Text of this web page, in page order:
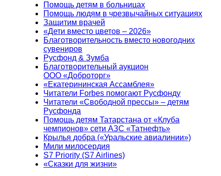
Помощь детям в больницах
Помощь людям в чрезвычайных ситуациях
Защитим врачей
«Дети вместо цветов – 2026»
Благотворительность вместо новогодних
сувениров
Русфонд & Зумба
Благотворительный аукцион
ООО «Доброторг»
«Екатерининская Ассамблея»
Читатели Forbes помогают Русфонду
Читатели «Свободной прессы» – детям
Русфонда
Помощь детям Татарстана от «Клуба
чемпионов» сети АЗС «Татнефть»
Крылья добра («Уральские авиалинии»)
Мили милосердия
S7 Priority (S7 Airlines)
«Сказки для жизни»